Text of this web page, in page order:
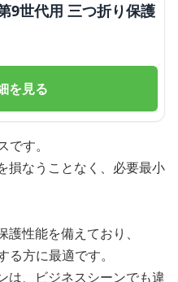
世代用 三つ折り保護
を見る
す。
損なうことなく、必要最小
性能を備えており、
方に最適です。
は、ビジネスシーンでも違